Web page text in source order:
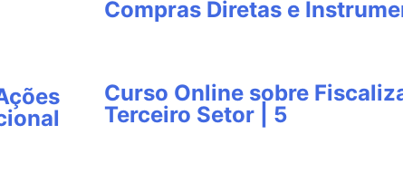
Compras Diretas e
Curso Online sobre
Terceiro Setor | 5